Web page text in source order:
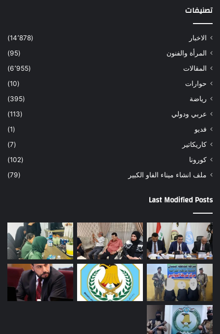
تصنيفات
الاخبار
(14٬878)
المرأة والفنون
(95)
المقالات
(6٬955)
حوارات
(10)
رياضة
(395)
عربي ودولي
(113)
فديو
(1)
كاريكاتير
(7)
كورونا
(102)
ملف انشاء ميناء الفاو الكبير
(79)
Last Modified Posts